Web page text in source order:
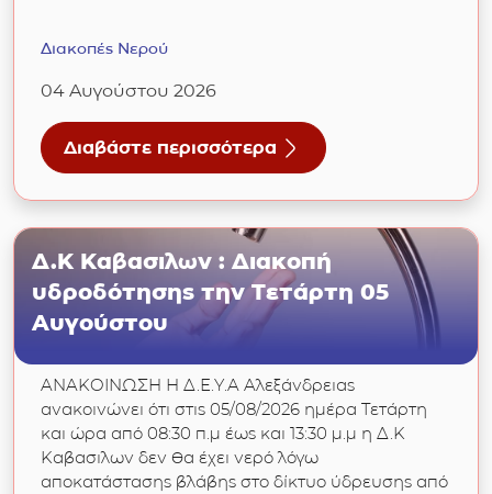
Διακοπές Νερού
04 Αυγούστου 2026
Διαβάστε περισσότερα
για Δ.Κ Πλατάνου : Διακοπή υδροδότησης
Δ.Κ Καβασιλων : Διακοπή
υδροδότησης την Τετάρτη 05
Αυγούστου
ΑΝΑΚΟΙΝΩΣΗ Η Δ.Ε.Υ.Α Αλεξάνδρειας
ανακοινώνει ότι στις 05/08/2026 ημέρα Τετάρτη
και ώρα από 08:30 π.μ έως και 13:30 μ.μ η Δ.Κ
Καβασιλων δεν θα έχει νερό λόγω
αποκατάστασης βλάβης στο δίκτυο ύδρευσης από